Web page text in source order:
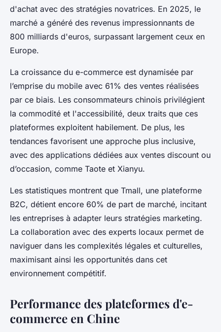
d'achat avec des stratégies novatrices. En 2025, le
marché a généré des revenus impressionnants de
800 milliards d'euros, surpassant largement ceux en
Europe.
La croissance du e-commerce est dynamisée par
l’emprise du mobile avec 61% des ventes réalisées
par ce biais. Les consommateurs chinois privilégient
la commodité et l'accessibilité, deux traits que ces
plateformes exploitent habilement. De plus, les
tendances favorisent une approche plus inclusive,
avec des applications dédiées aux ventes discount ou
d’occasion, comme Taote et Xianyu.
Les statistiques montrent que Tmall, une plateforme
B2C, détient encore 60% de part de marché, incitant
les entreprises à adapter leurs stratégies marketing.
La collaboration avec des experts locaux permet de
naviguer dans les complexités légales et culturelles,
maximisant ainsi les opportunités dans cet
environnement compétitif.
Performance des plateformes d'e-
commerce en Chine